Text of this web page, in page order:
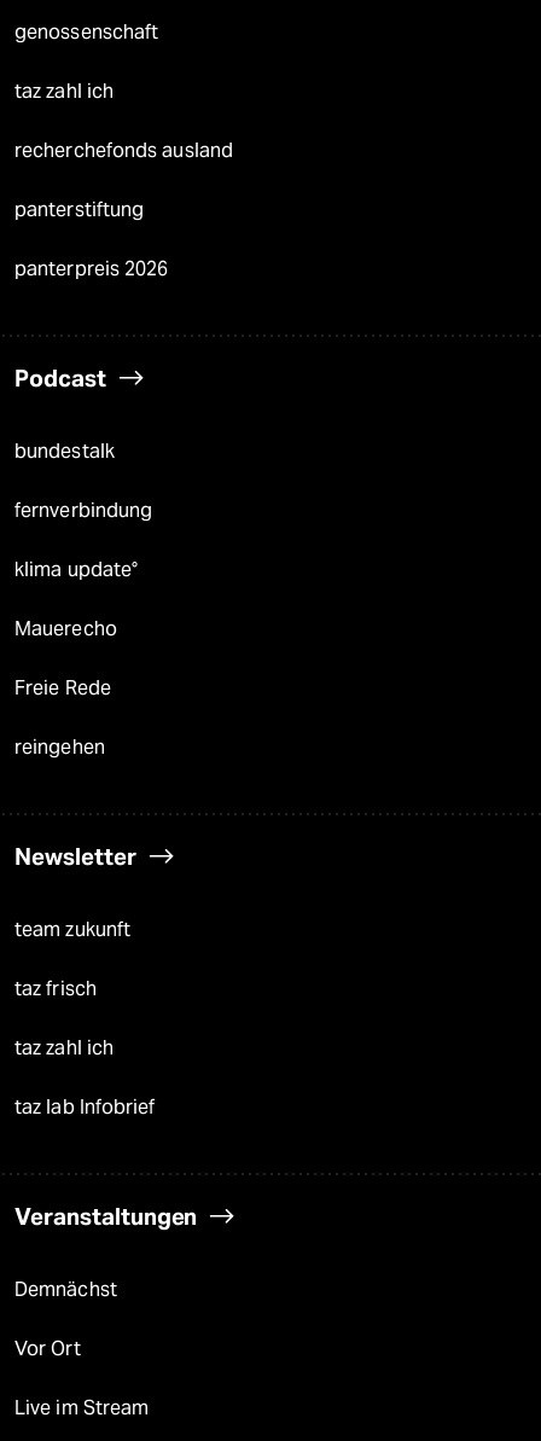
genossenschaft
taz zahl ich
recherchefonds ausland
panterstiftung
panterpreis 2026
Podcast
bundestalk
fernverbindung
klima update°
Mauerecho
Freie Rede
reingehen
Newsletter
team zukunft
taz frisch
taz zahl ich
taz lab Infobrief
Veranstaltungen
Demnächst
Vor Ort
Live im Stream